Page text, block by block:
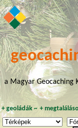
a Magyar Geocaching
+ geoládák~ +